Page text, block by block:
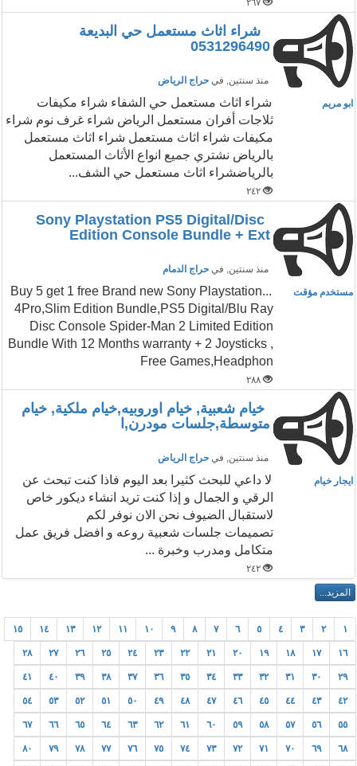
٢٦٧
شراء اثاث مستعمل حي البديعة
0531296490
منذ سنتين, في حراج الرياض
ابو مريم
شراء اثاث مستعمل حي الشفاء شراء مكيفات
ثلاجات أفران مستعمل الرياض شراء غرف نوم شراء
مكيفات شراء اثاث مستعمل شراء اثاث مستعمل
بالرياض نشتري جميع انواع الأثاث المستعمل
بالرياضشراء اثاث مستعمل حي الشف...
٢٤٢
Sony Playstation PS5 Digital/Disc
Edition Console Bundle + Ext
منذ سنتين, في حراج الدمام
مستخدم مؤقت
...Buy 5 get 1 free Brand new Sony Playstation
4Pro,Slim Edition Bundle,PS5 Digital/Blu Ray
Disc Console Spider-Man 2 Limited Edition
Bundle With 12 Months warranty + 2 Joysticks ,
Free Games,Headphon
٢٨٨
خيام شعبية, خيام اوروبيه,خيام ملكية, خيام
متوسطة,جلسات مودرن,ا
منذ سنتين, في حراج الرياض
ايجار خيام
لا داعي للبحث كثيرا بعد اليوم فاذا كنت تبحث عن
الرقي و الجمال و إذا كنت تريد انشاء ديكور خاص
لاستقبال الضيوف نحن الان نوفر لكم
تصميمات جلسات شعبية روعه و افضل فريق عمل
متكامل ومدرب وخبرة ...
٢٤٢
١ ٢ ٣ ٤ ٥ ٦ ٧ ٨ ٩ ١٠ ١١ ١٢ ١٣ ١٤ ١٥
١٦ ١٧ ١٨ ١٩ ٢٠ ٢١ ٢٢ ٢٣ ٢٤ ٢٥ ٢٦ ٢٧ ٢٨
٢٩ ٣٠ ٣١ ٣٢ ٣٣ ٣٤ ٣٥ ٣٦ ٣٧ ٣٨ ٣٩ ٤٠ ٤١
٤٢ ٤٣ ٤٤ ٤٥ ٤٦ ٤٧ ٤٨ ٤٩ ٥٠ ٥١ ٥٢ ٥٣ ٥٤
٥٥ ٥٦ ٥٧ ٥٨ ٥٩ ٦٠ ٦١ ٦٢ ٦٣ ٦٤ ٦٥ ٦٦ ٦٧
٦٨ ٦٩ ٧٠ ٧١ ٧٢ ٧٣ ٧٤ ٧٥ ٧٦ ٧٧ ٧٨ ٧٩ ٨٠